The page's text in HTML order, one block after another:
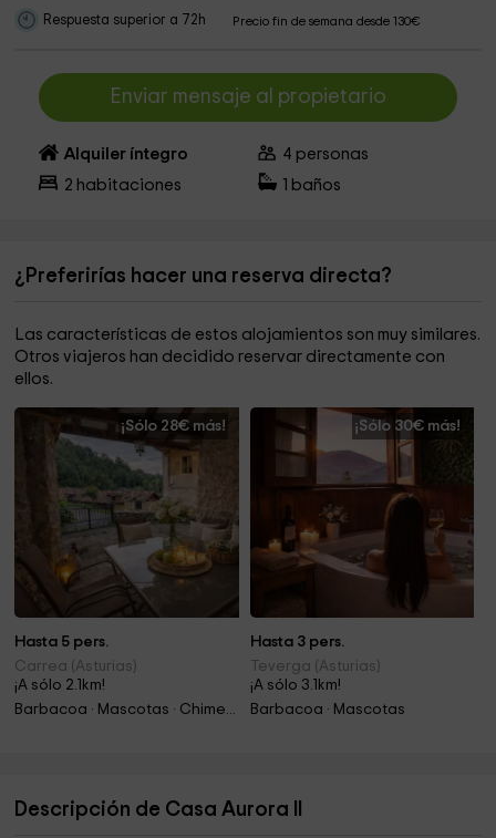
Respuesta superior a 72h Precio fin de semana desde 130€
Enviar mensaje al propietario
Alquiler íntegro 4 personas
2 habitaciones baños
¿Preferirías hacer una reserva directa?
Las características de estos alojamientos son muy similares.
Otros viajeros han decidido reservar directamente con
ellos.
¡Sólo 28€ más!
Hasta 5 pers.
Carrea (Asturias)
¡A sólo 2.1km!
Barbacoa · Mascotas · Chimenea
¡Sólo 30€ más!
Hasta 3 pers.
Teverga (Asturias)
¡A sólo 3.1km!
Barbacoa · Mascotas
Descripción de Casa Aurora II